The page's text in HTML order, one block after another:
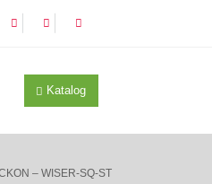
Katalog
– WISER-SQ-ST